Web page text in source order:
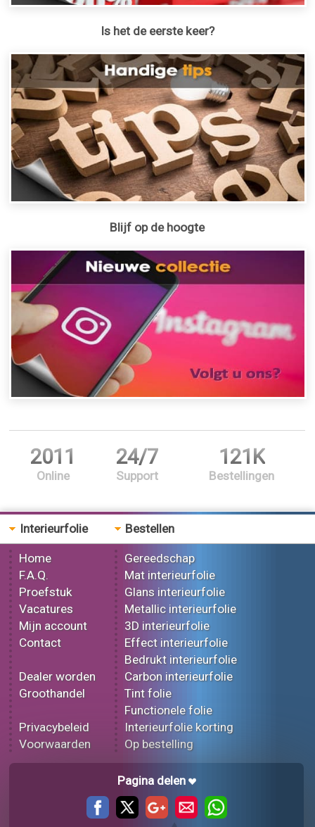
Is het de eerste keer?
Blijf op de hoogte
2011
Online
24/7
Support
121K
Bestellingen
Interieurfolie
Home
F.A.Q.
Proefstuk
Vacatures
Mijn account
Contact
Dealer worden
Groothandel
Privacybeleid
Voorwaarden
Bestellen
Gereedschap
Mat interieurfolie
Glans interieurfolie
Metallic interieurfolie
3D interieurfolie
Effect interieurfolie
Bedrukt interieurfolie
Carbon interieurfolie
Tint folie
Functionele folie
Interieurfolie korting
Op bestelling
Pagina delen